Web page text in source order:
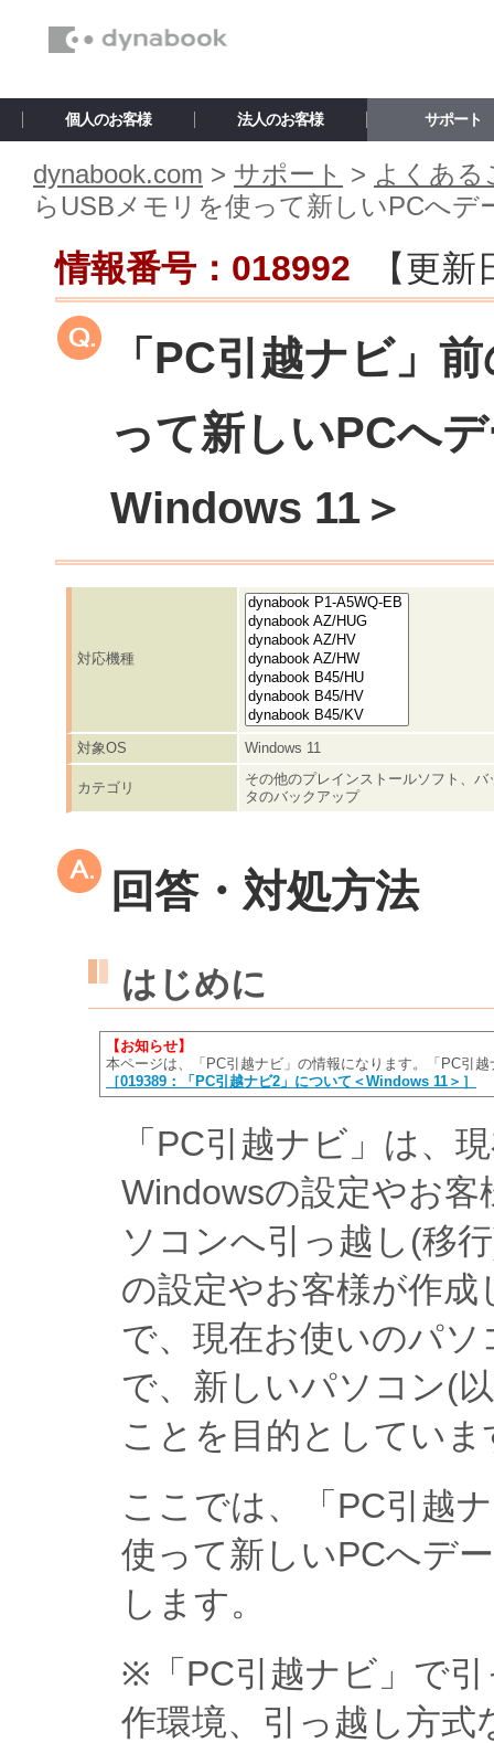
個人のお客様 法人のお客様 サポート
dynabook.com > サポート > よくある
らUSBメモリを使って新しいPCへデ
情報番号：018992 【更新
「PC引越ナビ」
って新しいPCへ
Windows 11＞
対応機種
対象OS Windows 11
カテゴリ
その他のプレインストールソフト、
タのバックアップ
回答・対処方法
はじめに
【お知らせ】
本ページは、「PC引越ナビ」の情報になります。「PC引
［019389：「PC引越ナビ2」について＜Windows 11＞］
「PC引越ナビ」は、
Windowsの設定やお
ソコンへ引っ越し(移
の設定やお客様が作
で、現在お使いのパ
で、新しいパソコン(
ことを目的としていま
ここでは、「PC引越
使って新しいPCへデ
します。
※「PC引越ナビ」で
作環境、引っ越し方